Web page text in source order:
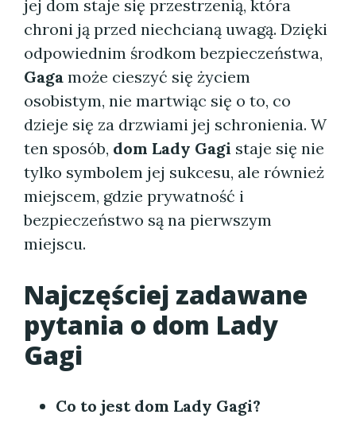
jej dom staje się przestrzenią, która
chroni ją przed niechcianą uwagą. Dzięki
odpowiednim środkom bezpieczeństwa,
Gaga może cieszyć się życiem
osobistym, nie martwiąc się o to, co
dzieje się za drzwiami jej schronienia. W
ten sposób, dom Lady Gagi staje się nie
tylko symbolem jej sukcesu, ale również
miejscem, gdzie prywatność i
bezpieczeństwo są na pierwszym
miejscu.
Najczęściej zadawane
pytania o dom Lady
Gagi
Co to jest dom Lady Gagi?